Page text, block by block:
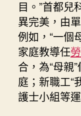
目。”首都兒
異完美，由
例如，“一
家庭教導任
合，為“母親
庭；新職工“
護士小組等